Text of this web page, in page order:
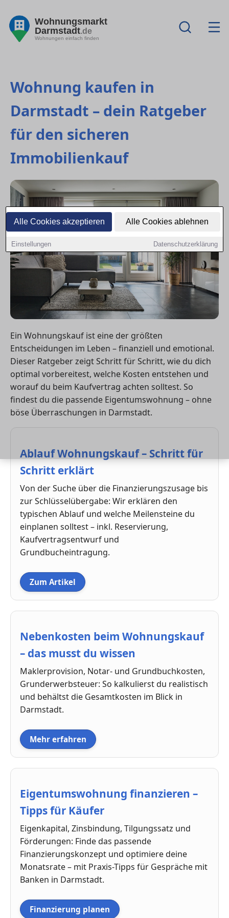
Alle Cookies akzeptieren Alle Cookies ablehnen
Einstellungen Datenschutzerklärung
Wohnungsmarkt
Darmstadt.de
Wohnungen einfach finden
Wohnung kaufen in
Darmstadt – dein Ratgeber
für den sicheren
Immobilienkauf
Ein Wohnungskauf ist eine der größten
Entscheidungen im Leben – finanziell und emotional.
Dieser Ratgeber zeigt Schritt für Schritt, wie du dich
optimal vorbereitest, welche Kosten entstehen und
worauf du beim Kaufvertrag achten solltest. So
findest du die passende Eigentumswohnung – ohne
böse Überraschungen in Darmstadt.
Ablauf Wohnungskauf – Schritt für
Schritt erklärt
Von der Suche über die Finanzierungszusage bis
zur Schlüsselübergabe: Wir erklären den
typischen Ablauf und welche Meilensteine du
einplanen solltest – inkl. Reservierung,
Kaufvertragsentwurf und
Grundbucheintragung.
Zum Artikel
Nebenkosten beim Wohnungskauf
– das musst du wissen
Maklerprovision, Notar- und Grundbuchkosten,
Grunderwerbsteuer: So kalkulierst du realistisch
und behältst die Gesamtkosten im Blick in
Darmstadt.
Mehr erfahren
Eigentumswohnung finanzieren –
Tipps für Käufer
Eigenkapital, Zinsbindung, Tilgungssatz und
Förderungen: Finde das passende
Finanzierungskonzept und optimiere deine
Monatsrate – mit Praxis-Tipps für Gespräche mit
Banken in Darmstadt.
Finanzierung planen